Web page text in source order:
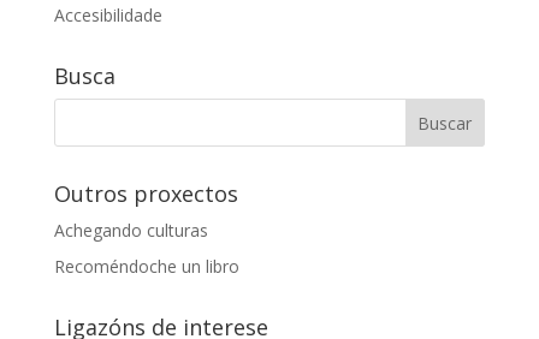
Accesibilidade
Busca
Outros proxectos
Achegando culturas
Recoméndoche un libro
Ligazóns de interese